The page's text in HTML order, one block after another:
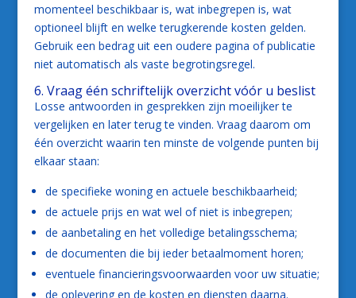
momenteel beschikbaar is, wat inbegrepen is, wat
optioneel blijft en welke terugkerende kosten gelden.
Gebruik een bedrag uit een oudere pagina of publicatie
niet automatisch als vaste begrotingsregel.
6. Vraag één schriftelijk overzicht vóór u beslist
Losse antwoorden in gesprekken zijn moeilijker te
vergelijken en later terug te vinden. Vraag daarom om
één overzicht waarin ten minste de volgende punten bij
elkaar staan:
de specifieke woning en actuele beschikbaarheid;
de actuele prijs en wat wel of niet is inbegrepen;
de aanbetaling en het volledige betalingsschema;
de documenten die bij ieder betaalmoment horen;
eventuele financieringsvoorwaarden voor uw situatie;
de oplevering en de kosten en diensten daarna.